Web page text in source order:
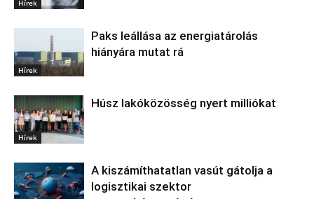
Hírek
Hírek
Paks leállása az energiatárolás
hiányára mutat rá
Hírek
Húsz lakóközösség nyert milliókat
A kiszámíthatatlan vasút gátolja a
logisztikai szektor